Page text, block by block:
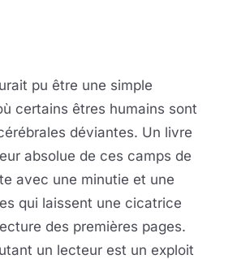
pu être une simple
certains êtres humains sont
déviantes. Un livre
absolue de ces camps de
avec une minutie et une
qui laissent une cicatrice
des premières pages.
un lecteur est un exploit